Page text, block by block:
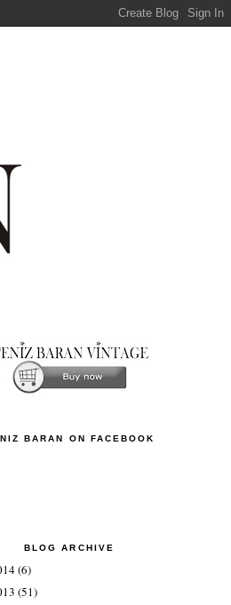
BARAN ON FACEBOOK
BLOG ARCHIVE
(6)
(51)